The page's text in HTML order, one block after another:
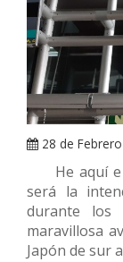
28 de
He aquí el
será la
durante los
maravillosa
Japón de sur